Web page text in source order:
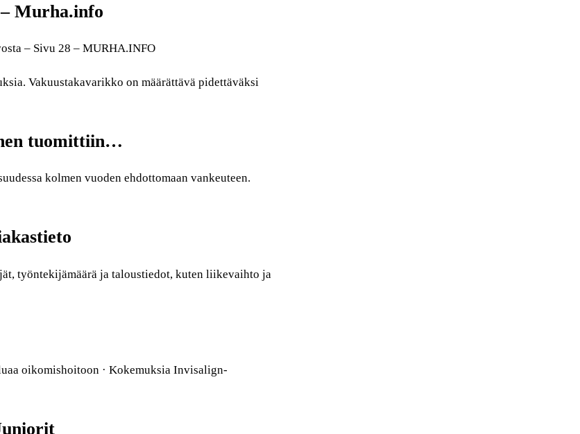
Murha.info
– Sivu 28 – MURHA.INFO
Vakuustakavarikko on määrättävä pidettäväksi
tuomittiin…
kolmen vuoden ehdottomaan vankeuteen.
työntekijämäärä ja taloustiedot, kuten liikevaihto ja
oikomishoitoon · Kokemuksia Invisalign-